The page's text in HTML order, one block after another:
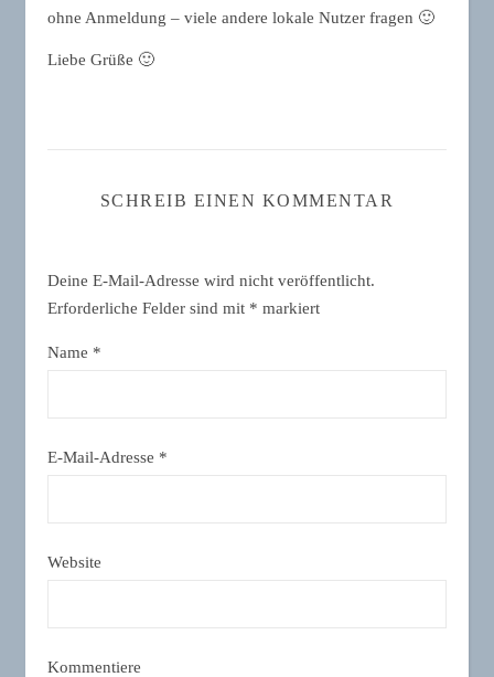
ohne Anmeldung – viele andere lokale Nutzer fragen 🙂
Liebe Grüße 🙂
SCHREIB EINEN KOMMENTAR
Deine E-Mail-Adresse wird nicht veröffentlicht.
Erforderliche Felder sind mit * markiert
Name *
E-Mail-Adresse *
Website
Kommentiere